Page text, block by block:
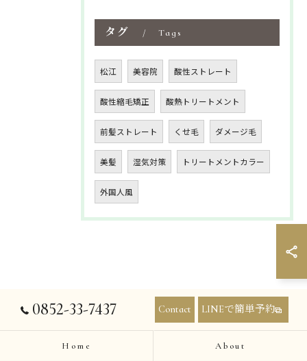
タグ Tags
松江 美容院 酸性ストレート
酸性縮毛矯正 酸熱トリートメント
前髪ストレート くせ毛 ダメージ毛
美髪 湿気対策 トリートメントカラー
外国人風
0852-33-7437 Contact LINEで簡単予約
Home About